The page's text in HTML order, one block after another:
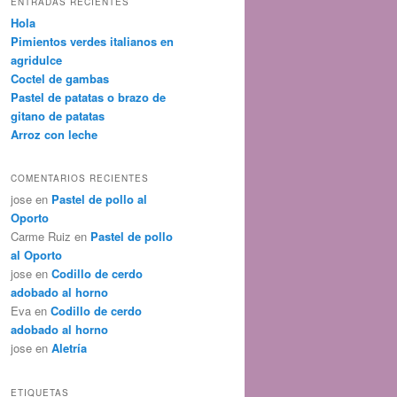
Hola
Pimientos verdes italianos en
agridulce
Coctel de gambas
Pastel de patatas o brazo de
gitano de patatas
Arroz con leche
COMENTARIOS RECIENTES
jose en Pastel de pollo al
Oporto
Carme Ruiz en Pastel de pollo
al Oporto
jose en Codillo de cerdo
adobado al horno
Eva en Codillo de cerdo
adobado al horno
jose en Aletría
ETIQUETAS